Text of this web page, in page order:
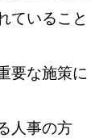
ていること
要な施策に
人事の方